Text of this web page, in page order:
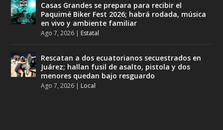
Casas Grandes se prepara para recibir el
Paquimé Biker Fest 2026; habrá rodada, música
en vivo y ambiente familiar
Ago 7, 2026 | Estatal
Rescatan a dos ecuatorianos secuestrados en
Juárez; hallan fusil de asalto, pistola y dos
menores quedan bajo resguardo
Ago 7, 2026 | Local